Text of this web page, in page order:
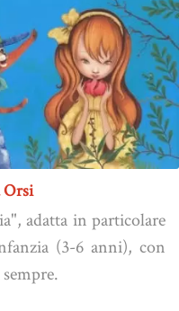
Orsi
adatta in particolare
(3-6 anni), con